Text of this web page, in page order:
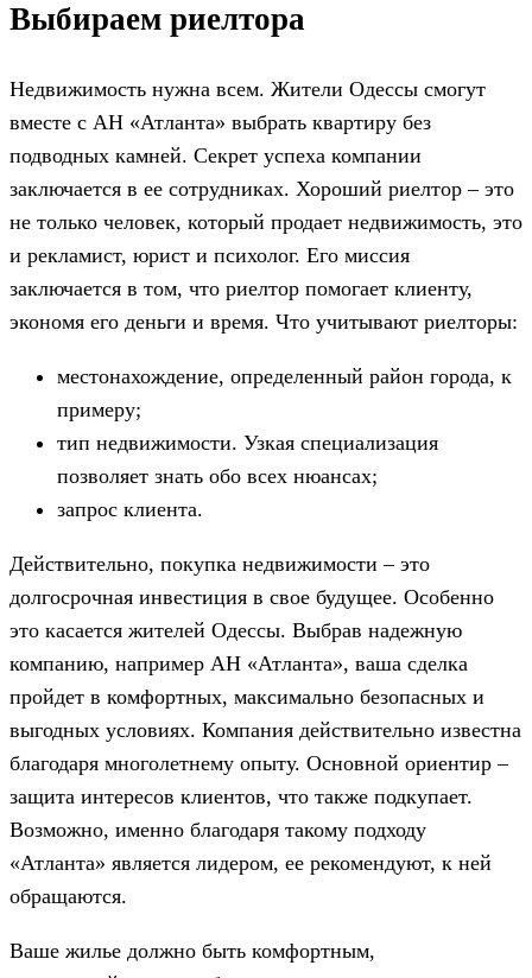
Выбираем риелтора
Недвижимость нужна всем. Жители Одессы смогут
вместе с АН «Атланта» выбрать квартиру без
подводных камней. Секрет успеха компании
заключается в ее сотрудниках. Хороший риелтор – это
не только человек, который продает недвижимость, это
и рекламист, юрист и психолог. Его миссия
заключается в том, что риелтор помогает клиенту,
экономя его деньги и время. Что учитывают риелторы:
местонахождение, определенный район города, к
примеру;
тип недвижимости. Узкая специализация
позволяет знать обо всех нюансах;
запрос клиента.
Действительно, покупка недвижимости – это
долгосрочная инвестиция в свое будущее. Особенно
это касается жителей Одессы. Выбрав надежную
компанию, например АН «Атланта», ваша сделка
пройдет в комфортных, максимально безопасных и
выгодных условиях. Компания действительно известна
благодаря многолетнему опыту. Основной ориентир –
защита интересов клиентов, что также подкупает.
Возможно, именно благодаря такому подходу
«Атланта» является лидером, ее рекомендуют, к ней
обращаются.
Ваше жилье должно быть комфортным,